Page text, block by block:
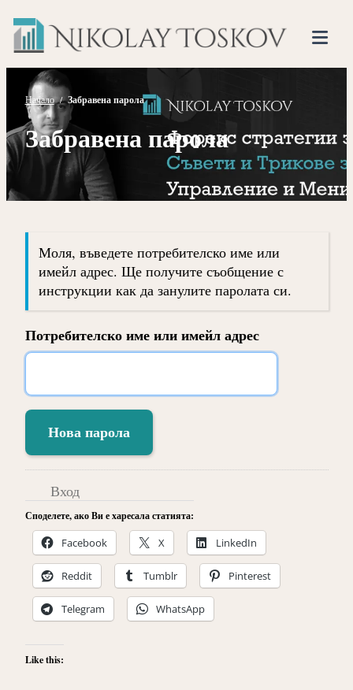
Прескочете
към
съдържанието
Финансов
Начало/Забравена парола
Забравена парола
Моля, въведете потребителско име или
имейл адрес. Ще получите съобщение с
инструкции как да занулите паролата си.
Потребителско име или имейл адрес
Нова парола
Вход
Споделете, ако Ви е харесала статията:
Facebook X LinkedIn
Reddit Tumblr Pinterest
Telegram WhatsApp
Like this: